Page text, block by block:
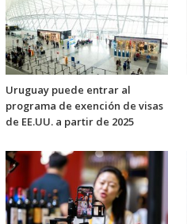
Uruguay puede entrar al
programa de exención de visas
de EE.UU. a partir de 2025